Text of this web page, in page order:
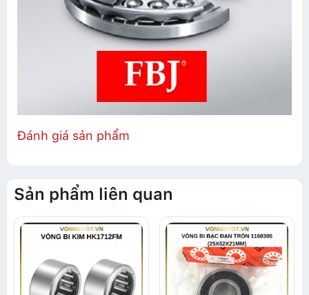
Đánh giá sản phẩm
Sản phẩm liên quan